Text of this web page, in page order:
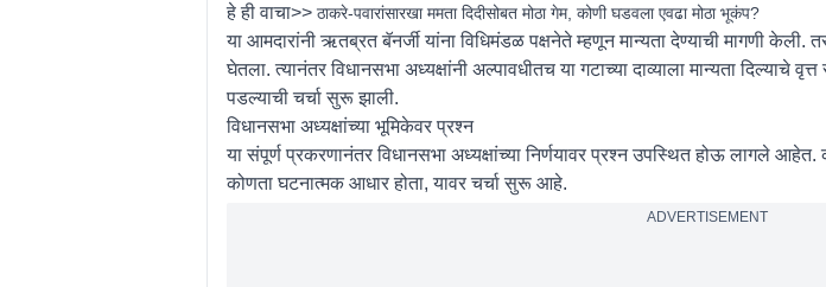
हे ही वाचा>> ठाकरे-पवारांसारखा ममता दिदीसोबत मोठा गेम, कोणी घडवला एवढा मोठा भूकंप?
या आमदारांनी ऋतब्रत बॅनर्जी यांना विधिमंडळ पक्षनेते म्हणून मान्यता देण्याची मागणी केली.
घेतला. त्यानंतर विधानसभा अध्यक्षांनी अल्पावधीतच या गटाच्या दाव्याला मान्यता
पडल्याची चर्चा सुरू झाली.
विधानसभा अध्यक्षांच्या भूमिकेवर प्रश्न
या संपूर्ण प्रकरणानंतर विधानसभा अध्यक्षांच्या निर्णयावर प्रश्न उपस्थित होऊ लागले आहेत.
कोणता घटनात्मक आधार होता, यावर चर्चा सुरू आहे.
ADVERTISEMENT